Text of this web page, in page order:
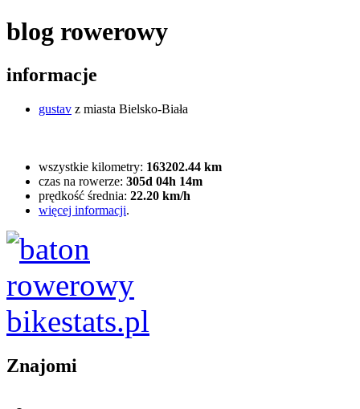
blog rowerowy
informacje
gustav z miasta Bielsko-Biała
wszystkie kilometry: 163202.44 km
czas na rowerze: 305d 04h 14m
prędkość średnia: 22.20 km/h
więcej informacji.
Znajomi